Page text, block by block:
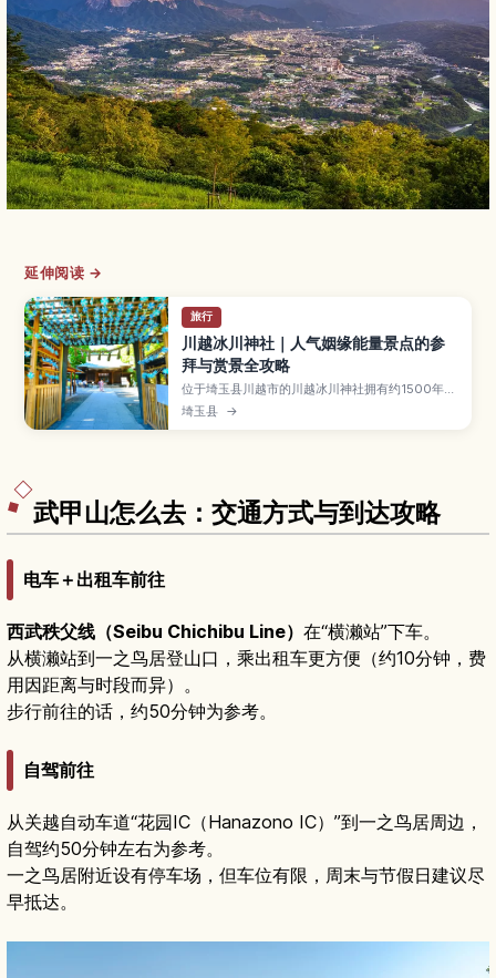
延伸阅读 →
旅行
川越冰川神社｜人气姻缘能量景点的参
拜与赏景全攻略
位于埼玉县川越市的川越冰川神社拥有约1500年历
史，以祈求姻缘、恋爱顺利和家庭和睦的能量景点
而闻名。境内有结缘石、绘马、季节限定的风铃回
埼玉县 →
武甲山怎么去：交通方式与到达攻略
电车＋出租车前往
西武秩父线（Seibu Chichibu Line） 在“横濑站”下车。
从横濑站到一之鸟居登山口，乘出租车更方便（约10分钟，费
用因距离与时段而异）。
步行前往的话，约50分钟为参考。
自驾前往
从关越自动车道“花园IC（Hanazono IC）”到一之鸟居周边，
自驾约50分钟左右为参考。
一之鸟居附近设有停车场，但车位有限，周末与节假日建议尽
早抵达。